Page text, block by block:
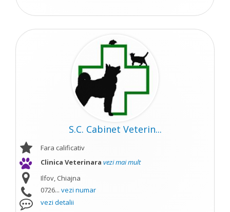
S.C. Cabinet Veterin...
Fara calificativ
Clinica Veterinara vezi mai mult
Ilfov, Chiajna
0726... vezi numar
vezi detalii